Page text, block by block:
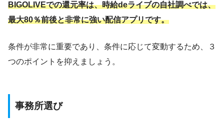
BIGOLIVEでの還元率は、時給deライブの自社調べでは、
最大80％前後と非常に強い配信アプリです。
条件が非常に重要であり、条件に応じて変動するため、３
つのポイントを抑えましょう。
事務所選び